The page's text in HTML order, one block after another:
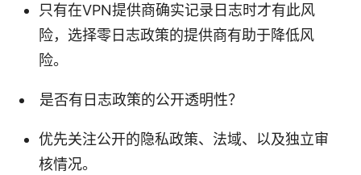
只有在VPN提供商确实记录日志时才有此风
险，选择零日志政策的提供商有助于降低风
险。
是否有日志政策的公开透明性？
优先关注公开的隐私政策、法域、以及独立审
核情况。